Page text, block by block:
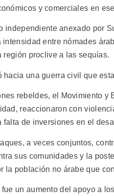
y comerciales en
independiente anexado por
entre nómades
región proclive a las sequías.
hacia una guerra civil que
rebeldes, el Movimiento y
reaccionaron con
falta de inversiones en el
a veces conjuntos,
sus comunidades y la
la población no árabe que
un aumento del apoyo a